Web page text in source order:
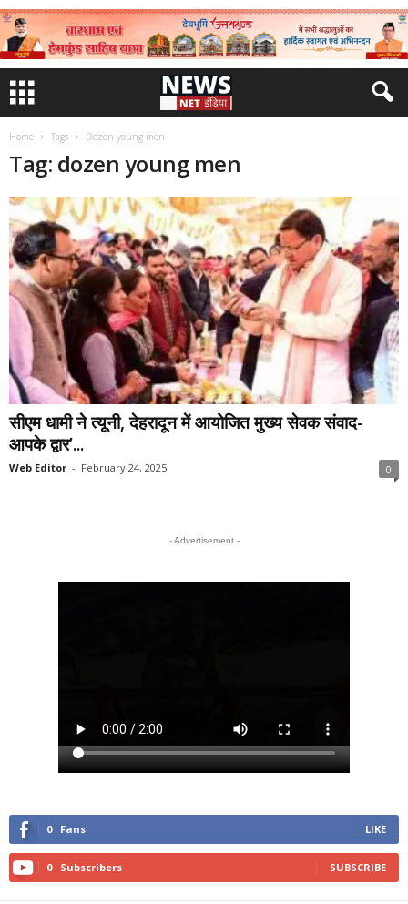
Home Tags Dozen young men
Tag: dozen young men
सीएम धामी ने त्यूनी, देहरादून में आयोजित मुख्य सेवक संवाद-
आपके द्वार’...
Web Editor - February 24, 2025 0
- Advertisement -
0 Fans LIKE
0 Subscribers SUBSCRIBE